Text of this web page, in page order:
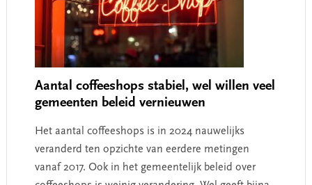
Aantal coffeeshops stabiel, wel willen veel
gemeenten beleid vernieuwen
Het aantal coffeeshops is in 2024 nauwelijks
veranderd ten opzichte van eerdere metingen
vanaf 2017. Ook in het gemeentelijk beleid over